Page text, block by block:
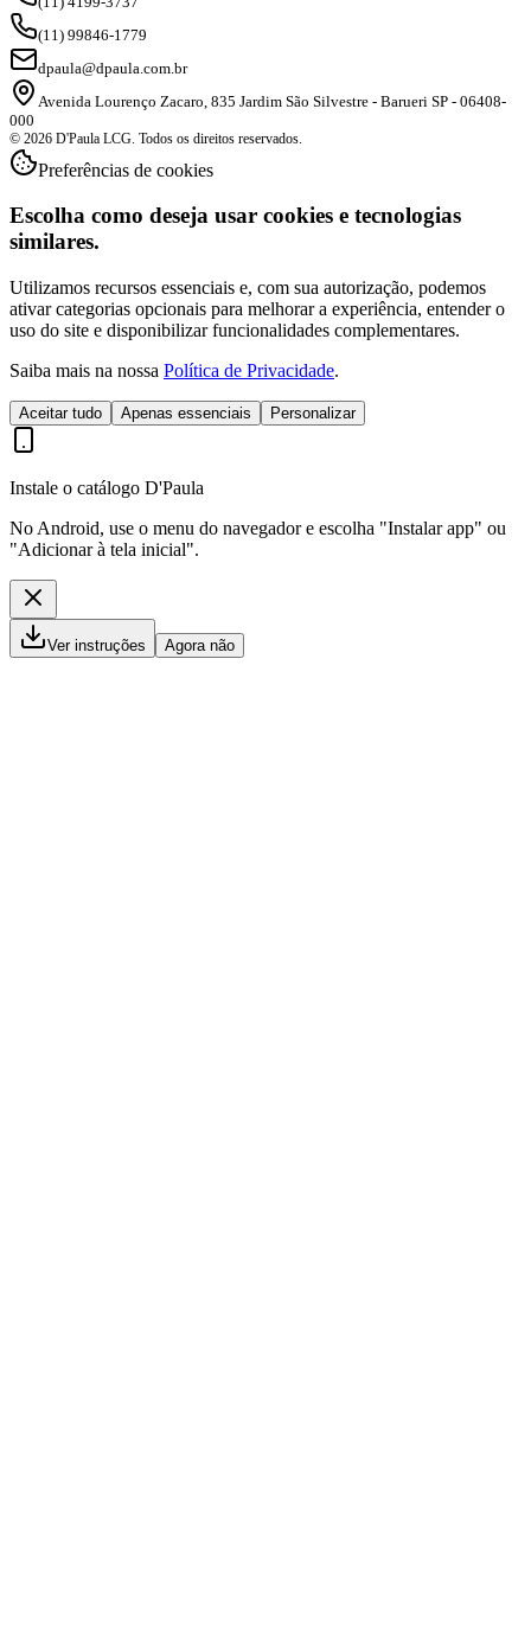
(11) 99846-1779
dpaula@dpaula.com.br
Avenida Lourenço Zacaro, 835 Jardim São Silvestre - Barueri SP - 06408-
000
© 2026 D'Paula LCG. Todos os direitos reservados.
Preferências de cookies
Escolha como deseja usar cookies e tecnologias
similares.
Utilizamos recursos essenciais e, com sua autorização, podemos
ativar categorias opcionais para melhorar a experiência, entender o
uso do site e disponibilizar funcionalidades complementares.
Saiba mais na nossa Política de Privacidade.
Aceitar tudo Apenas essenciais Personalizar
Instale o catálogo D'Paula
No Android, use o menu do navegador e escolha "Instalar app" ou
"Adicionar à tela inicial".
Ver instruções Agora não